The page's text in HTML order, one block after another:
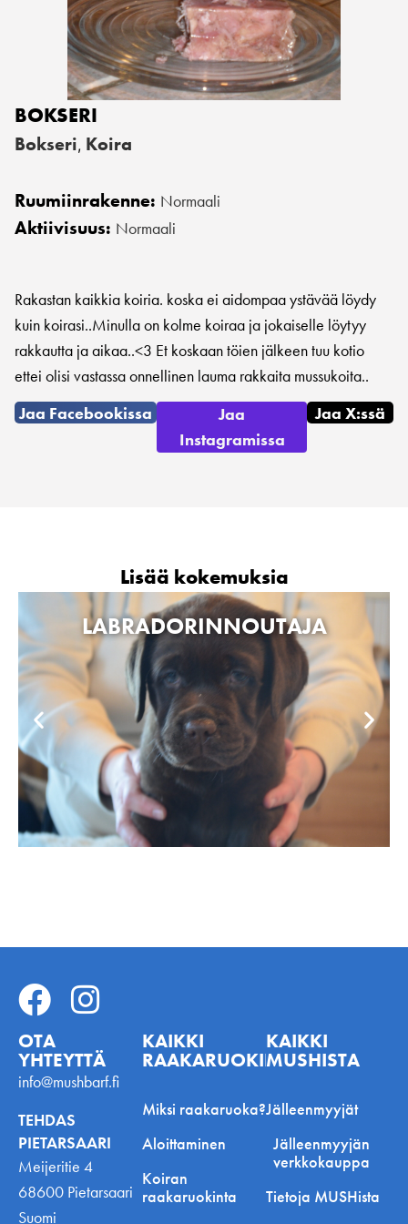
BOKSERI
Bokseri, Koira
Ruumiinrakenne: Normaali
Aktiivisuus: Normaali
Rakastan kaikkia koiria. koska ei aidompaa ystävää löydy
kuin koirasi..Minulla on kolme koiraa ja jokaiselle löytyy
rakkautta ja aikaa..<3 Et koskaan töien jälkeen tuu kotio
ettei olisi vastassa onnellinen lauma rakkaita mussukoita..
Jaa Facebookissa
Jaa
Instagramissa
Jaa X:ssä
Lisää kokemuksia
LABRADORINNOUTAJA
OTA
YHTEYTTÄ
info@mushbarf.fi
TEHDAS
PIETARSAARI
Meijeritie 4
68600 Pietarsaari
Suomi
KAIKKI
RAAKARUOKINNASTA
Miksi raakaruoka?
Aloittaminen
Koiran
raakaruokinta
KAIKKI
MUSHISTA
Jälleenmyyjät
Jälleenmyyjän
verkkokauppa
Tietoja MUSHista